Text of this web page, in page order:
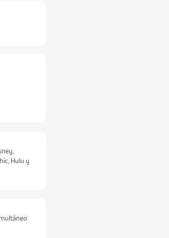
Hulu y